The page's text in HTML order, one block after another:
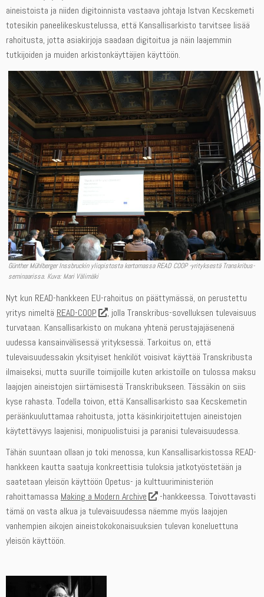
aineistoista ja niiden digitoinnista vastaava johtaja Istvan Kecskemeti
totesikin paneelikeskustelussa, että Kansallisarkisto tarvitsee lisää
rahoitusta, jotta asiakirjoja saadaan digitoitua ja näin laajemmin
tutkijoiden ja muiden arkistonkäyttäjien käyttöön.
Günther Mühlberger Inssbruckin yliopistosta kertomassa READ COOP -yrityksestä Transkribus-
seminaarissa. Kuva: Mari Välimäki
Nyt kun READ-hankkeen EU-rahoitus on päättymässä, on perustettu
yritys nimeltä READ-COOP
, jolla Transkribus-sovelluksen tulevaisuus
turvataan. Kansallisarkisto on mukana yhtenä perustajajäsenenä
uudessa kansainvälisessä yrityksessä. Tarkoitus on, että
tulevaisuudessakin yksityiset henkilöt voisivat käyttää Transkribusta
ilmaiseksi, mutta suurille toimijoille kuten arkistoille on tulossa maksu
laajojen aineistojen siirtämisestä Transkribukseen. Tässäkin on siis
kyse rahasta. Todella toivon, että Kansallisarkisto saa Kecskemetin
peräänkuuluttamaa rahoitusta, jotta käsinkirjoitettujen aineistojen
käytettävyys laajenisi, monipuolistuisi ja paranisi tulevaisuudessa.
Tähän suuntaan ollaan jo toki menossa, kun Kansallisarkistossa READ-
hankkeen kautta saatuja konkreettisia tuloksia jatkotyöstetään ja
saatetaan yleisön käyttöön Opetus- ja kulttuuriministeriön
rahoittamassa Making a Modern Archive
-hankkeessa. Toivottavasti
tämä on vasta alkua ja tulevaisuudessa näemme myös laajojen
vanhempien aikojen aineistokokonaisuuksien tulevan koneluettuna
yleisön käyttöön.